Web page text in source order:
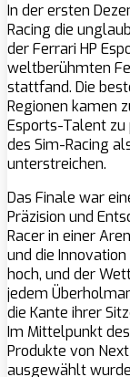
In der ersten
Racing die
der Ferrari HP
weltberühmten
stattfand. Die
Regionen kamen
Esports-Talent
des Sim-Racing
unterstreichen.
Das Finale war
Präzision und
Racer in einer
und die
hoch, und der
jedem
die Kante ihrer
Im Mittelpunkt
Produkte von
ausgewählt